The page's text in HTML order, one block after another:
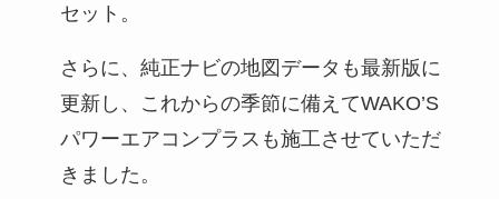
セット。
さらに、純正ナビの地図データも最新版に
更新し、これからの季節に備えてWAKO’S
パワーエアコンプラスも施工させていただ
きました。